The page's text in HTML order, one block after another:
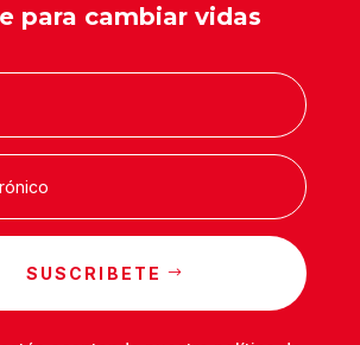
para cambiar vidas
SUSCRIBETE